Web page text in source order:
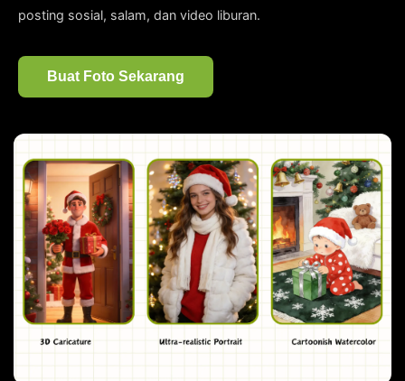
posting sosial, salam, dan video liburan.
Buat Foto Sekarang